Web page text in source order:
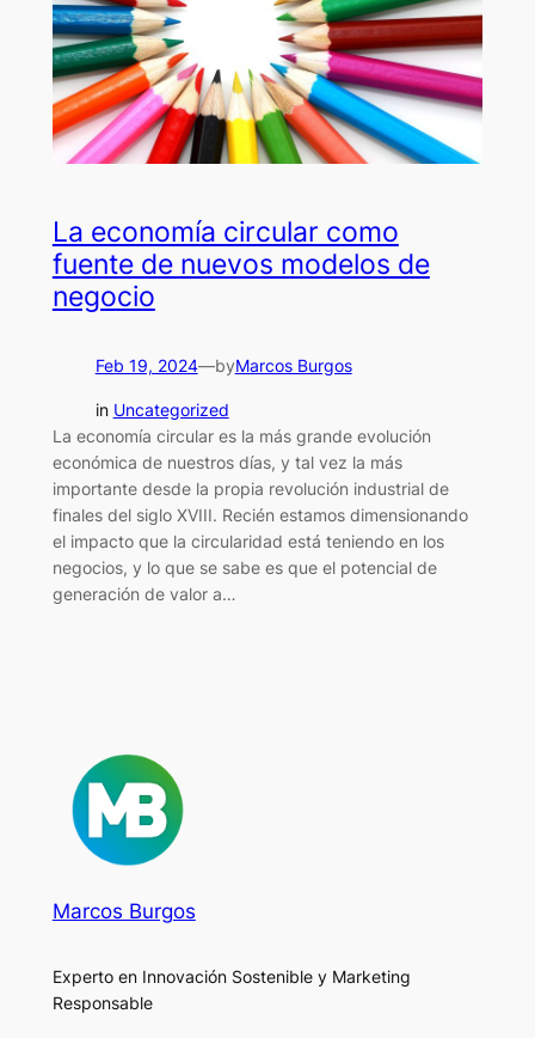
La economía circular como
fuente de nuevos modelos de
negocio
Feb 19, 2024—byMarcos Burgos
in Uncategorized
La economía circular es la más grande evolución
económica de nuestros días, y tal vez la más
importante desde la propia revolución industrial de
finales del siglo XVIII. Recién estamos dimensionando
el impacto que la circularidad está teniendo en los
negocios, y lo que se sabe es que el potencial de
generación de valor a…
Marcos Burgos
Experto en Innovación Sostenible y Marketing
Responsable